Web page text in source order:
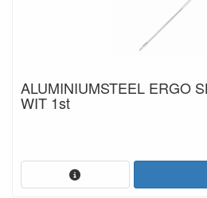
ALUMINIUMSTEEL ERGO
WIT 1st